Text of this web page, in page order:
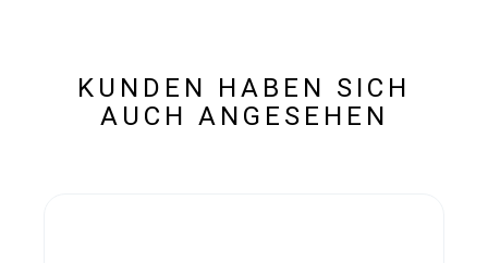
KUNDEN HABEN SICH
AUCH ANGESEHEN